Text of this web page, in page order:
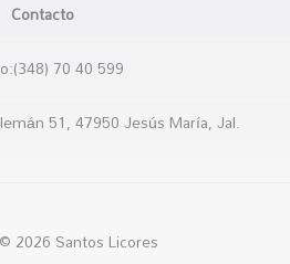
Contacto
70 40 599
51, 47950 Jesús María, Jal.
2026 Santos Licores